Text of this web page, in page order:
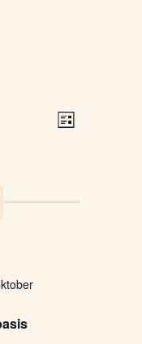
Weergaven
LIJST